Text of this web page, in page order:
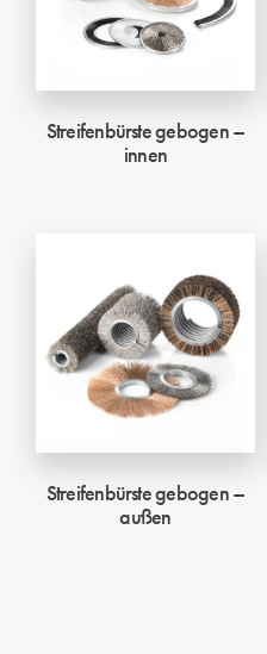
Streifenbürste gebogen –
innen
Streifenbürste gebogen –
außen